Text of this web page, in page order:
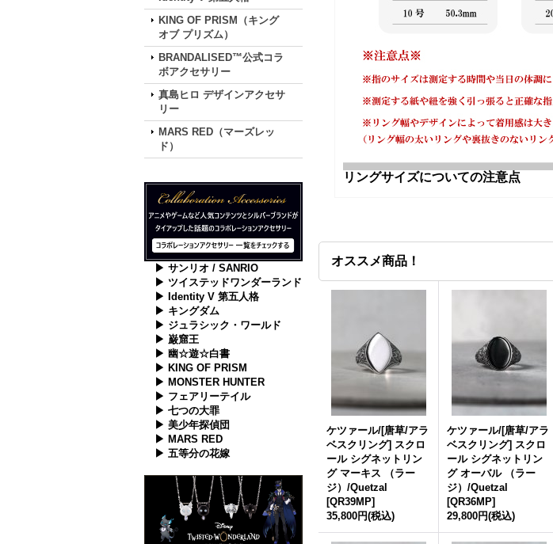
KING OF PRISM（キング
オブ プリズム）
BRANDALISED™公式コラ
ボアクセサリー
真島ヒロ デザインアクセサ
リー
MARS RED（マーズレッ
ド）
▶ サンリオ / SANRIO
▶ ツイステッドワンダーランド
▶ Identity V 第五人格
▶ キングダム
▶ ジュラシック・ワールド
▶ 巌窟王
▶ 幽☆遊☆白書
▶ KING OF PRISM
▶ MONSTER HUNTER
▶ フェアリーテイル
▶ 七つの大罪
▶ 美少年探偵団
▶ MARS RED
▶ 五等分の花嫁
リングサイズについての注意点
オススメ商品！
ケツァール/[唐草/アラ
ベスクリング] スクロ
ール シグネットリン
グ マーキス （ラー
ジ）/Quetzal
[QR39MP]
35,800円(税込)
ケツァール/[唐草/アラ
ベスクリング] スクロ
ール シグネットリン
グ オーバル （ラー
ジ）/Quetzal
[QR36MP]
29,800円(税込)